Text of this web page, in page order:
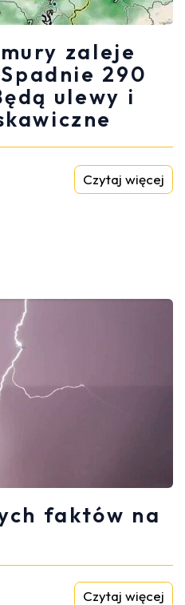
zaleje
290
ulewy i
Czytaj więcej
faktów na
Czytaj więcej